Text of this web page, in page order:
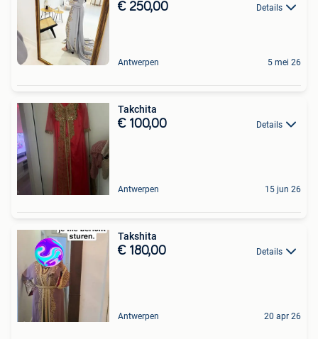
€ 250,00 Details
Antwerpen 5 mei 26
Takchita
€ 100,00 Details
Antwerpen 15 jun 26
Takshita
€ 180,00 Details
Antwerpen 20 apr 26